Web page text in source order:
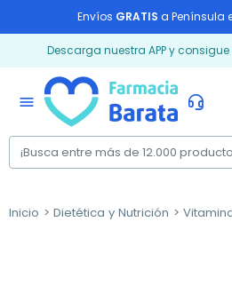
Envíos GRATIS a Península
Descarga nuestra APP y consigue
menu
Inicio Dietética y Nutrición